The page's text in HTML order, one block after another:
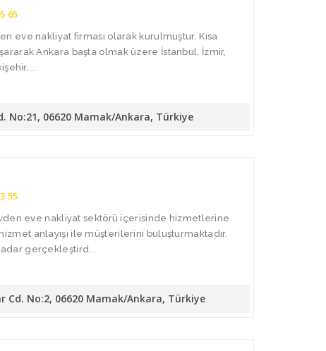
65
eve nakliyat firması olarak kurulmuştur. Kısa
Ankara başta olmak üzere İstanbul, İzmir,
No:21, 06620 Mamak/Ankara, Türkiye
55
eve nakliyat sektörü içerisinde hizmetlerine
anlayışı ile müşterilerini buluşturmaktadır.
gerçekleştird...
Cd. No:2, 06620 Mamak/Ankara, Türkiye